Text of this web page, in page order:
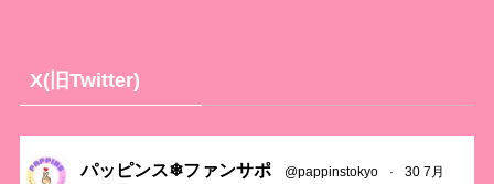
X(旧Twitter)
パッピンス❄ファンサポ @pappinstokyo · 30 7月